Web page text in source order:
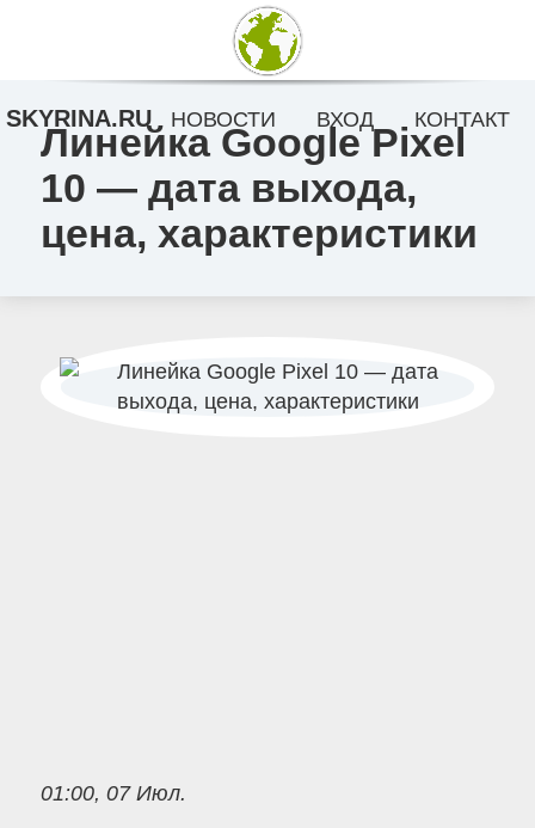
Линейка Google Pixel
10 — дата выхода,
цена, характеристики
01:00, 07 Июл.
SKYRINA.RU НОВОСТИ ВХОД КОНТАКТ